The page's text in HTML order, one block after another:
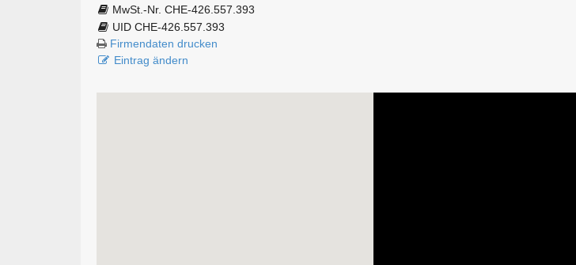
MwSt.-Nr. CHE-426.557.393
UID CHE-426.557.393
Firmendaten drucken
Eintrag ändern